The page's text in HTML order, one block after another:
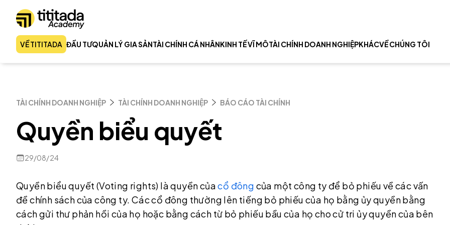
VỀ TITITADA ĐẦU TƯQUẢN LÝ GIA SẢNTÀI CHÍNH CÁ NHÂNKINH TẾ VĨ MÔTÀI CHÍNH DOANH NGHIỆPKHÁCVỀ CHÚNG TÔI
TÀI CHÍNH DOANH NGHIỆP TÀI CHÍNH DOANH NGHIỆP BÁO CÁO TÀI CHÍNH
Quyền biểu quyết
29/08/24
Quyền biểu quyết (Voting rights) là quyền củacổ đông của một công ty để bỏ phiếu về các vấn
đề chính sách của công ty. Các cổ đông thường lên tiếng bỏ phiếu của họ bằng ủy quyền bằng
cách gửi thư phản hồi của họ hoặc bằng cách từ bỏ phiếu bầu của họ cho cử tri ủy quyền của bên